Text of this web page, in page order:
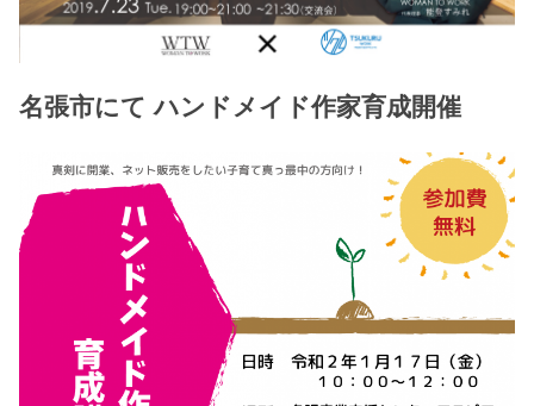
名張市にて ハンドメイド作家育成開催